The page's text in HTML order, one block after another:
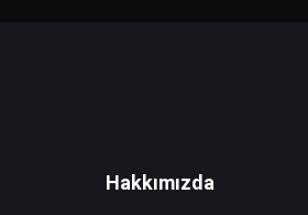
Hakkımızda